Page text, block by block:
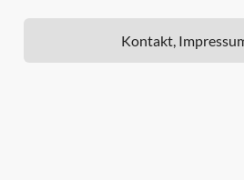
Kontakt,